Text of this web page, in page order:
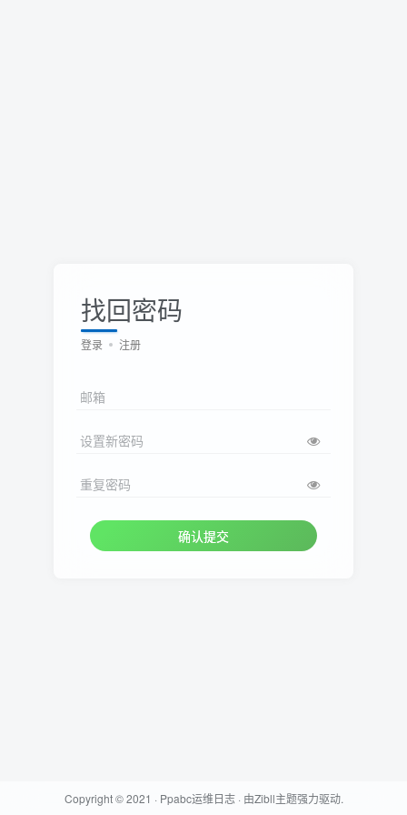
找回密码
登录 注册
邮箱
设置新密码
重复密码
确认提交
Copyright © 2021 · Ppabc运维日志· 由Zibll主题强力驱动.